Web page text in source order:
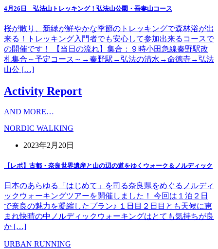
4月26日 弘法山トレッキング！弘法山公園・吾妻山コース
桜が散り、新緑が鮮やかな季節のトレッキングで森林浴が出
来る！トレッキング入門者でも安心して参加出来るコースで
の開催です！ 【当日の流れ】集合：９時小田急線秦野駅改
札集合～予定コース～→秦野駅→弘法の清水→命徳寺→弘法
山公 […]
Activity Report
AND MORE…
NORDIC WALKING
2023年2月20日
【レポ】古都・奈良世界遺産と山の辺の道をゆくウォーク＆ノルディック
日本のあらゆる「はじめて」を司る奈良県をめぐるノルディ
ックウォーキングツアーを開催しました！ 今回は１泊２日
で奈良の魅力を凝縮したプラン♪ １日目２日目とも天候に恵
まれ快晴の中ノルディックウォーキングはとても気持ちが良
か […]
URBAN RUNNING